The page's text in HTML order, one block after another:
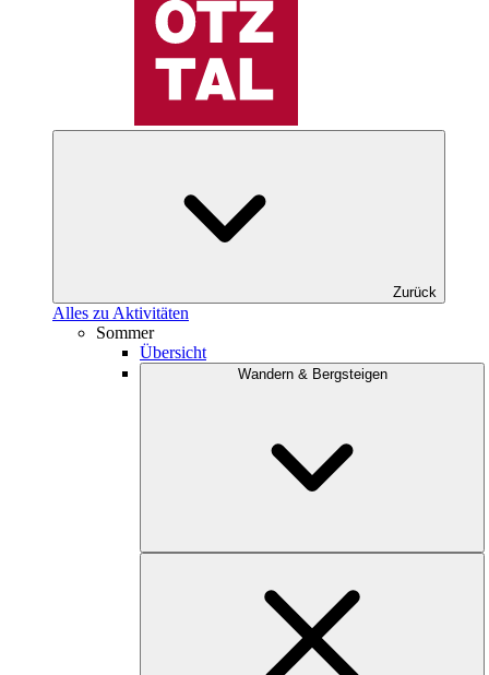
Zurück
Alles zu Aktivitäten
Sommer
Übersicht
Wandern & Bergsteigen